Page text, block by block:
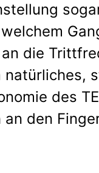
die
des
den